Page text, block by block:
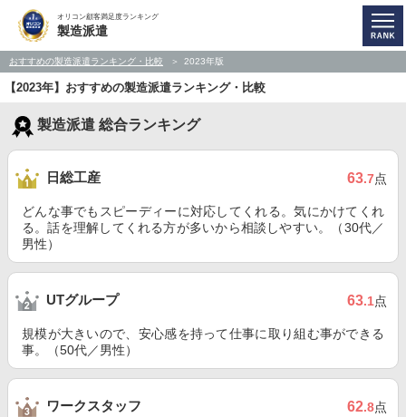
オリコン顧客満足度ランキング
製造派遣
おすすめの製造派遣ランキング・比較 2023年版
【2023年】おすすめの製造派遣ランキング・比較
製造派遣 総合ランキング
日総工産 63.7点
どんな事でもスピーディーに対応してくれる。気にかけてくれ
る。話を理解してくれる方が多いから相談しやすい。（30代／
男性）
UTグループ 63.1点
規模が大きいので、安心感を持って仕事に取り組む事ができる
事。（50代／男性）
ワークスタッフ 62.8点